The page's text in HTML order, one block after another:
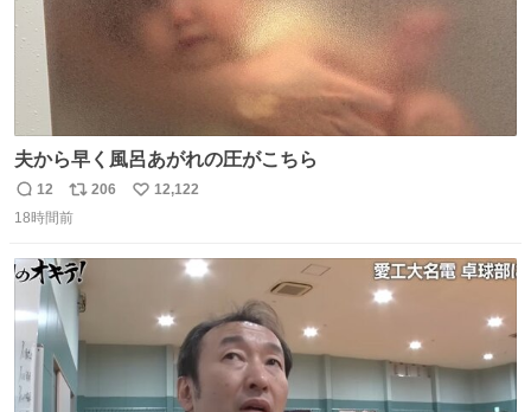
夫から早く風呂あがれの圧がこちら
返
信
12
リ
ポ
ト
数
206
い
12,122
18時間前